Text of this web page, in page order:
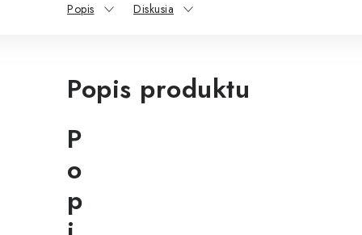
Popis Diskusia
Popis produktu
P
o
p